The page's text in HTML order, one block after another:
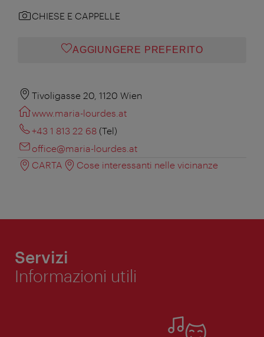
CHIESE E CAPPELLE
AGGIUNGERE PREFERITO
Tivoligasse 20, 1120 Wien
www.maria-lourdes.at
+43 1 813 22 68 (Tel)
office@maria-lourdes.at
CARTA
Cose interessanti nelle vicinanze
Servizi
Informazioni utili